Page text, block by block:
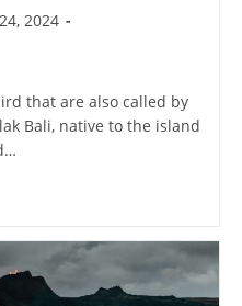
2024
that are also called by
Bali, native to the island